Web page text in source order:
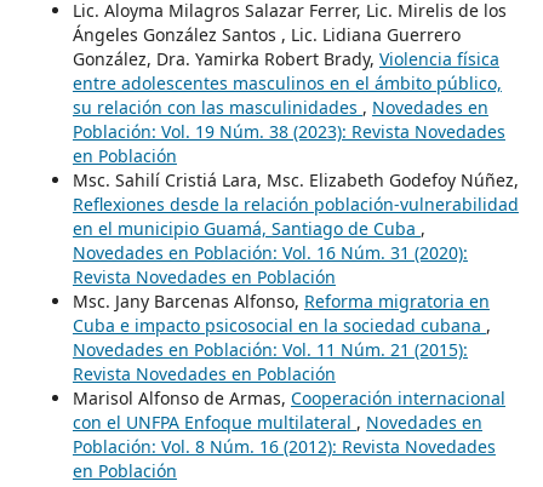
Lic. Aloyma Milagros Salazar Ferrer, Lic. Mirelis de los
Ángeles González Santos , Lic. Lidiana Guerrero
González, Dra. Yamirka Robert Brady, Violencia física
entre adolescentes masculinos en el ámbito público,
su relación con las masculinidades , Novedades en
Población: Vol. 19 Núm. 38 (2023): Revista Novedades
en Población
Msc. Sahilí Cristiá Lara, Msc. Elizabeth Godefoy Núñez,
Reflexiones desde la relación población-vulnerabilidad
en el municipio Guamá, Santiago de Cuba ,
Novedades en Población: Vol. 16 Núm. 31 (2020):
Revista Novedades en Población
Msc. Jany Barcenas Alfonso, Reforma migratoria en
Cuba e impacto psicosocial en la sociedad cubana ,
Novedades en Población: Vol. 11 Núm. 21 (2015):
Revista Novedades en Población
Marisol Alfonso de Armas, Cooperación internacional
con el UNFPA Enfoque multilateral , Novedades en
Población: Vol. 8 Núm. 16 (2012): Revista Novedades
en Población